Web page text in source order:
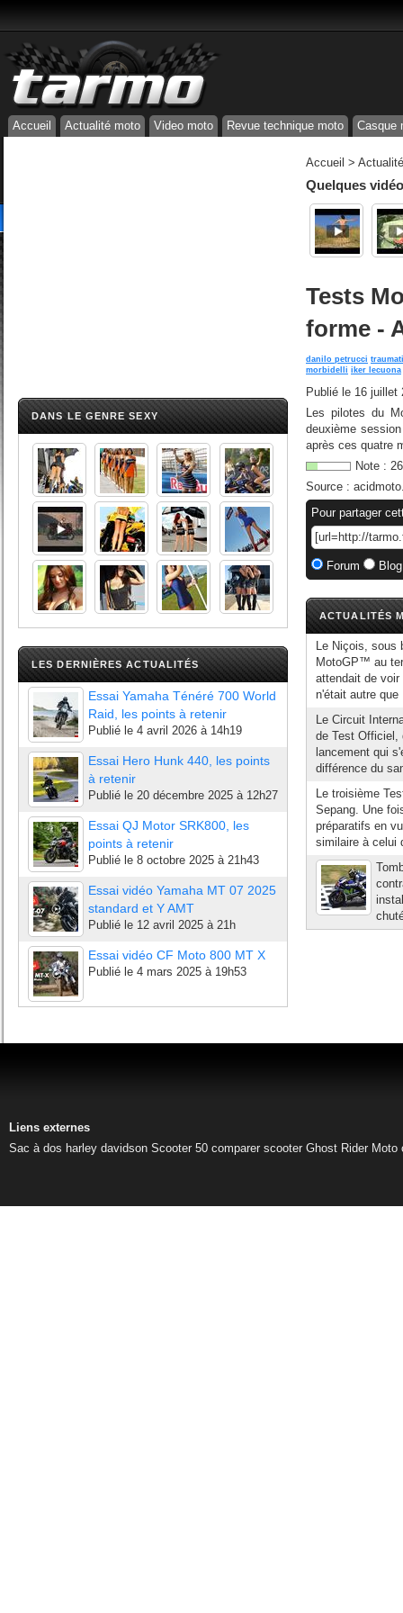
Accueil Actualité moto Video moto Revue technique moto Casque
DANS LE GENRE SEXY
LES DERNIÈRES ACTUALITÉS
Essai Yamaha Ténéré 700 World
Raid, les points à retenir
Publié le 4 avril 2026 à 14h19
Essai Hero Hunk 440, les points
à retenir
Publié le 20 décembre 2025 à 12h27
Essai QJ Motor SRK800, les
points à retenir
Publié le 8 octobre 2025 à 21h43
Essai vidéo Yamaha MT 07 2025
standard et Y AMT
Publié le 12 avril 2025 à 21h
Essai vidéo CF Moto 800 MT X
Publié le 4 mars 2025 à 19h53
Accueil >
Quelques
Tests
forme -
danilo petrucci
morbidelli iker lecuona
Publié le 16 juillet
Les pilotes du
deuxième
après ces quatre
Note : 26
Source :
Pour partager
Forum
ACTUALITÉS
Le Niçois, sous
MotoGP™ au
attendait de voir
n'était autre
Le Circuit
de Test Officiel,
lancement qui
différence du
Le troisième
Sepang. Une
préparatifs en
similaire à celui
Liens externes
Sac à dos harley davidson Scooter 50 comparer scooter Ghost Rider Moto